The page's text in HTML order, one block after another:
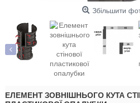
Збільшити
ЕЛЕМЕНТ ЗОВНІШНЬОГО КУТА